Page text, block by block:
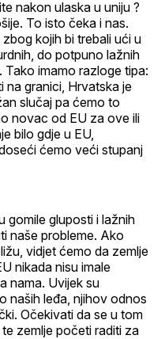
nakon ulaska u uniju ?
To isto čeka i nas.
kojih bi trebali ući u
do potpuno lažnih
imamo razloge tipa:
na granici, Hrvatska je
slučaj pa ćemo to
novac od EU za ove ili
bilo gdje u EU,
ćemo veći stupanj
gomile gluposti i lažnih
naše probleme. Ako
vidjet ćemo da zemlje
nikada nisu imale
nama. Uvijek su
naših leđa, njihov odnos
Očekivati da se u tom
zemlje početi raditi za